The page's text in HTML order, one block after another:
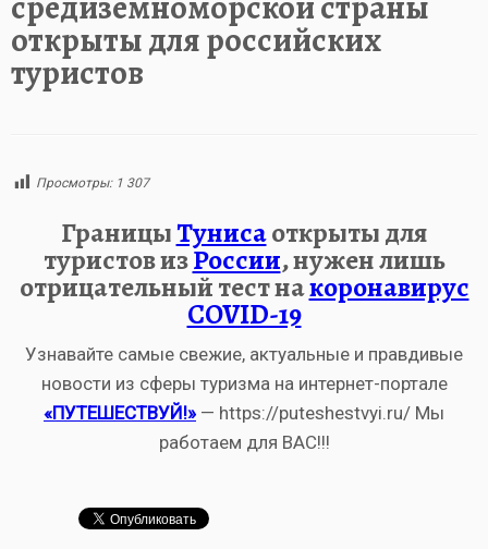
открыты для российских
туристов
Просмотры: 1 307
ГраницыТунисаоткрыты для
туристов изРоссии, нужен лишь
отрицательный тест накоронавирус
COVID-19
Узнавайте самые свежие, актуальные и правдивые
новости из сферы туризма на интернет-портале
«ПУТЕШЕСТВУЙ!» — https://puteshestvyi.ru/ Мы
работаем для ВАС!!!